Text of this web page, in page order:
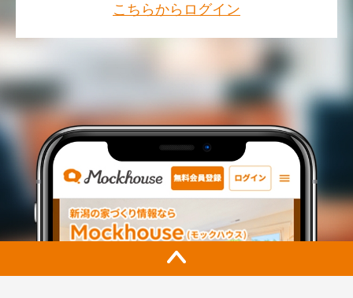
こちらからログイン